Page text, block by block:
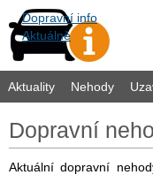
Dopravní info
Aktuálně
Aktuality Nehody
Dopravní
Aktuální dopravní